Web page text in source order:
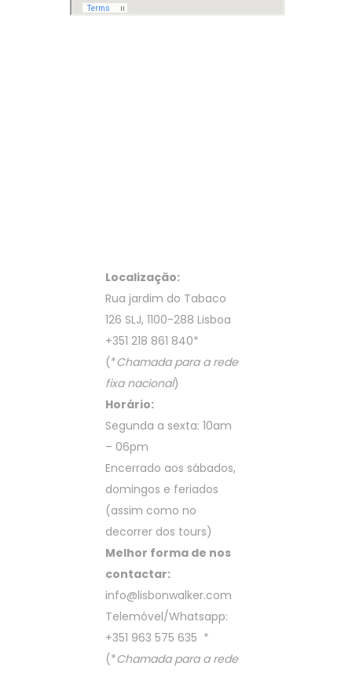
Localização:
Rua jardim do Tabaco
126 SLJ, 1100-288 Lisboa
+351 218 861 840*
(*Chamada para a rede
fixa nacional)
Horário:
Segunda a sexta: 10am
– 06pm
Encerrado aos sábados,
domingos e feriados
(assim como no
decorrer dos tours)
Melhor forma de nos
contactar:
info@lisbonwalker.com
Telemóvel/Whatsapp:
+351 963 575 635 *
(*Chamada para a rede